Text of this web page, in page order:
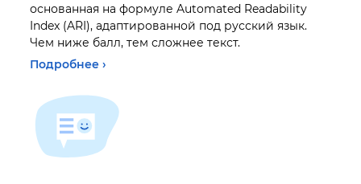
основанная на формуле Automated Readability
Index (ARI), адаптированной под русский язык.
Чем ниже балл, тем сложнее текст.
Подробнее ›